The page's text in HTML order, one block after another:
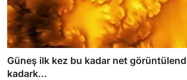
Güneş ilk kez bu kadar net
kadark...